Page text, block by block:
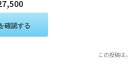
確認する
この投稿は。